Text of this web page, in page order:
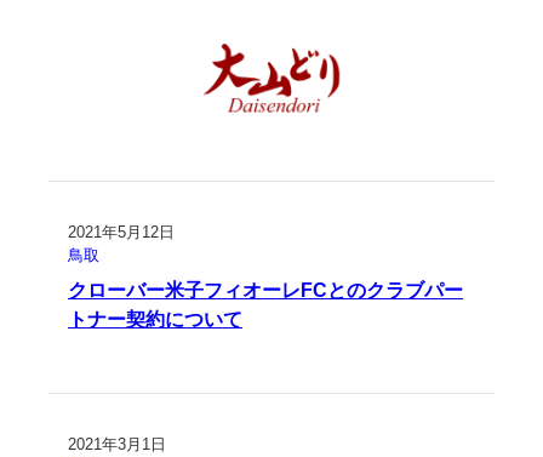
2021年5月12日
鳥取
クローバー米子フィオーレFCとのクラブパー
トナー契約について
2021年3月1日